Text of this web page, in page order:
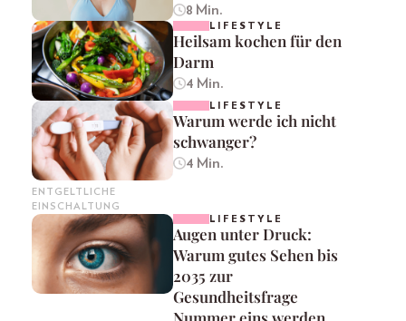
8 Min.
LIFESTYLE
Heilsam kochen für den
Darm
4 Min.
ENTGELTLICHE
EINSCHALTUNG
LIFESTYLE
Warum werde ich nicht
schwanger?
4 Min.
LIFESTYLE
Augen unter Druck:
Warum gutes Sehen bis
2035 zur
Gesundheitsfrage